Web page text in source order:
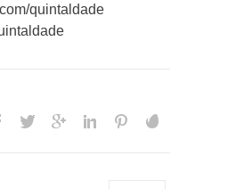
quintaldade